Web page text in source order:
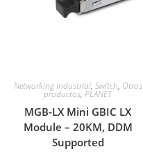
Networking Industrial, Switch, Otros
productos, PLANET
MGB-LX Mini GBIC LX
Module – 20KM, DDM
Supported